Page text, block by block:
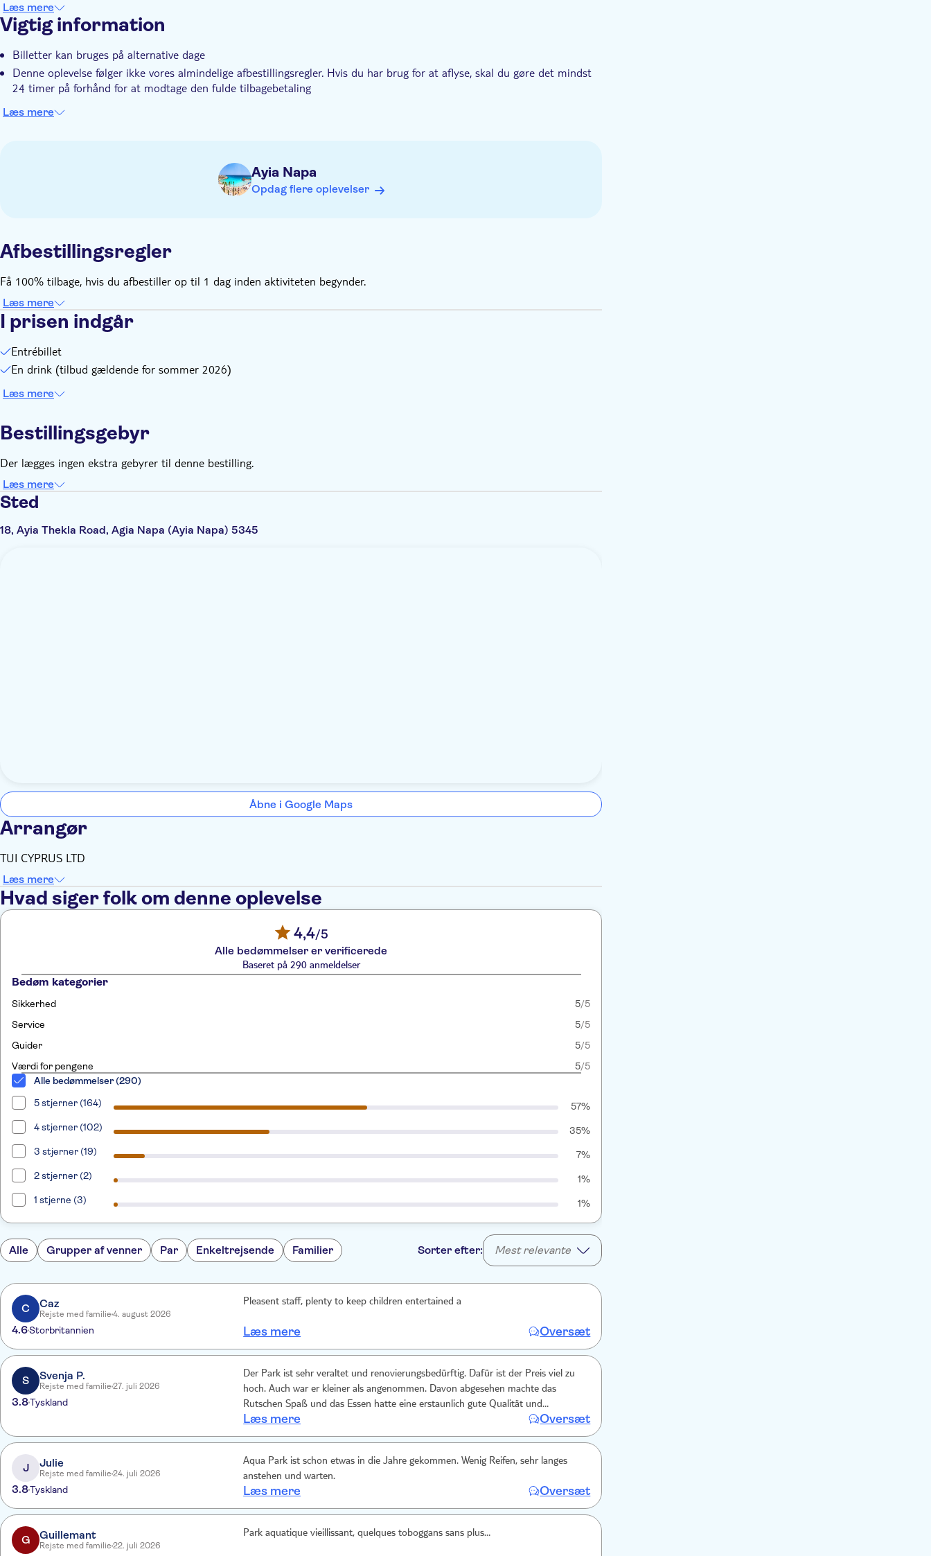
Læs mere
Vigtig information
Billetter kan bruges på alternative dage
Denne oplevelse følger ikke vores almindelige afbestillingsregler. Hvis du har brug for at aflyse, skal du gøre det mindst
24 timer på forhånd for at modtage den fulde tilbagebetaling
Læs mere
Ayia Napa
Opdag flere oplevelser
Afbestillingsregler
Få 100% tilbage, hvis du afbestiller op til 1 dag inden aktiviteten begynder.
Læs mere
I prisen indgår
Entrébillet
En drink (tilbud gældende for sommer 2026)
Læs mere
Bestillingsgebyr
Der lægges ingen ekstra gebyrer til denne bestilling.
Læs mere
Sted
18, Ayia Thekla Road, Agia Napa (Ayia Napa) 5345
Åbne i Google Maps
Arrangør
TUI CYPRUS LTD
Læs mere
Hvad siger folk om denne oplevelse
4,4/5
Alle bedømmelser er verificerede
Baseret på 290 anmeldelser
Bedøm kategorier
Sikkerhed 5/5
Service
5/5
Guider
5/5
Værdi for pengene
5/5
Alle bedømmelser (290)
5 stjerner (164)
57%
4 stjerner (102)
35%
3 stjerner (19)
7%
2 stjerner (2)
1%
1 stjerne (3)
1%
Alle Grupper af venner Par Enkeltrejsende Familier Sorter efter: Mest relevante
C Caz
Rejste med familie 4. august 2026
4.6Storbritannien
Pleasent staff, plenty to keep children entertained a
Læs mere Oversæt
S Svenja P.
Rejste med familie 27. juli 2026
3.8Tyskland
Der Park ist sehr veraltet und renovierungsbedürftig. Dafür ist der Preis viel zu
hoch. Auch war er kleiner als angenommen. Davon abgesehen machte das
Rutschen Spaß und das Essen hatte eine erstaunlich gute Qualität und
Geschmack.
Læs mere Oversæt
J Julie
Rejste med familie 24. juli 2026
3.8Tyskland
Aqua Park ist schon etwas in die Jahre gekommen. Wenig Reifen, sehr langes
anstehen und warten.
Læs mere Oversæt
G Guillemant
Rejste med familie 22. juli 2026
Park aquatique vieillissant, quelques toboggans sans plus…